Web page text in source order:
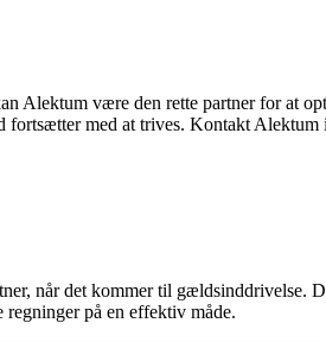
Alektum være den rette partner for at
med at trives. Kontakt
når det kommer til
regninger på en effektiv måde.